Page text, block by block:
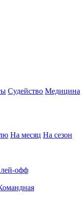
Судейство Медицина
На месяц На сезон
офф